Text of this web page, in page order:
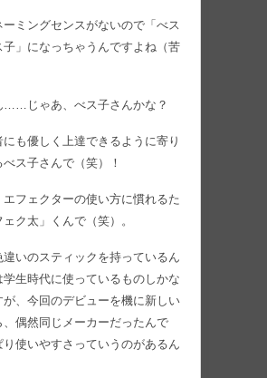
ーミングセンスがないので「べス
子」になっちゃうんですよね（苦
……じゃあ、べス子さんかな？
にも優しく上達できるように寄り
ス子さんで（笑）！
エフェクターの使い方に慣れるた
ク太」くんで（笑）。
違いのスティックを持っているん
生時代に使っているものしかな
が、今回のデビューを機に新しい
、偶然同じメーカーだったんで
使いやすさっていうのがあるん